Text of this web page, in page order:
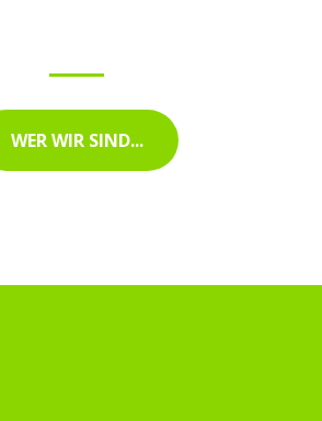
WER WIR SIND...